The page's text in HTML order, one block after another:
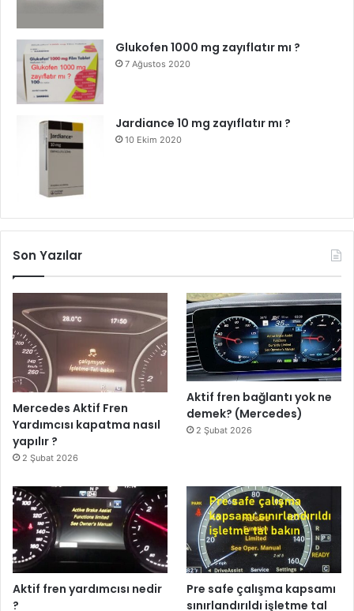
Glukofen 1000 mg zayıflatır mı ?
7 Ağustos 2020
Jardiance 10 mg zayıflatır mı ?
10 Ekim 2020
Son Yazılar
Mercedes Aktif Fren
Yardımcısı kapatma nasıl
yapılır ?
2 Şubat 2026
Aktif fren bağlantı yok ne
demek? (Mercedes)
2 Şubat 2026
Aktif fren yardımcısı nedir
?
Pre safe çalışma kapsamı
sınırlandırıldı işletme tal